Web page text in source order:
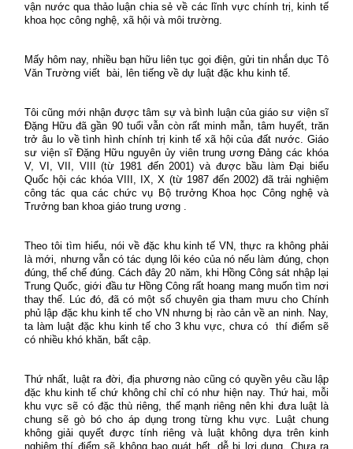
vận nước qua thảo luận chia sẻ về các lĩnh vực chính trị, kinh tế
khoa học công nghệ, xã hội và môi trường.
Mấy hôm nay, nhiều bạn hữu liên tục gọi điện, gửi tin nhắn dục Tô
Văn Trường viết bài, lên tiếng về dự luật đặc khu kinh tế.
Tôi cũng mới nhận được tâm sự và bình luận của giáo sư viện sĩ
Đặng Hữu đã gần 90 tuổi vẫn còn rất minh mẫn, tâm huyết, trăn
trở âu lo về tình hình chính trị kinh tế xã hội của đất nước. Giáo
sư viện sĩ Đặng Hữu nguyên ủy viên trung ương Đảng các khóa
V, VI, VII, VIII (từ 1981 đến 2001) và được bầu làm Đại biểu
Quốc hội các khóa VIII, IX, X (từ 1987 đến 2002) đã trải nghiệm
công tác qua các chức vụ Bộ trưởng Khoa học Công nghệ và
Trưởng ban khoa giáo trung ương .
Theo tôi tìm hiểu, nói về đặc khu kinh tế VN, thực ra không phải
là mới, nhưng vẫn có tác dụng lôi kéo của nó nếu làm đúng, chọn
đúng, thể chế đúng. Cách đây 20 năm, khi Hồng Công sát nhập lại
Trung Quốc, giới đầu tư Hồng Công rất hoang mang muốn tìm nơi
thay thế. Lúc đó, đã có một số chuyên gia tham mưu cho Chính
phủ lập đặc khu kinh tế cho VN nhưng bị rào cản về an ninh. Nay,
ta làm luật đặc khu kinh tế cho 3 khu vực, chưa có thí điểm sẽ
có nhiều khó khăn, bất cập.
Thứ nhất, luật ra đời, địa phương nào cũng có quyền yêu cầu lập
đặc khu kinh tế chứ không chỉ chỉ có như hiện nay. Thứ hai, mỗi
khu vực sẽ có đặc thù riêng, thế mạnh riêng nên khi đưa luật là
chung sẽ gò bó cho áp dụng trong từng khu vực. Luật chung
không giải quyết được tính riêng và luật không dựa trên kinh
nghiệm thí điểm sẽ không bao quát hết, dễ bị lợi dụng. Chưa ra